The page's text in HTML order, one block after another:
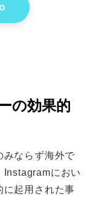
の効果的
みならず海外で
Instagramにおい
に起用された事